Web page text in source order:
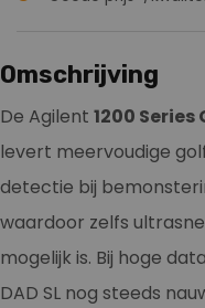
Omschrijving
De Agilent 1200 Series
levert meervoudige
detectie bij
waardoor zelfs
mogelijk is. Bij hoge
DAD SL nog steeds